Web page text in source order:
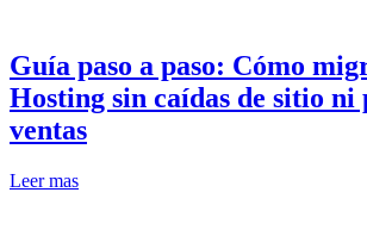
Guía paso a paso: Cómo
Hosting sin caídas de sitio ni
ventas
Leer mas